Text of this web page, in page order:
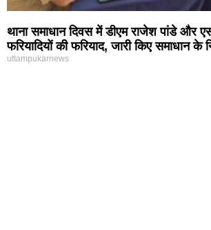
थाना समाधान दिवस में डीएम राजेश पांडे और
फरियादियों की फरियाद, जारी किए समाधान के
uttampukarnews